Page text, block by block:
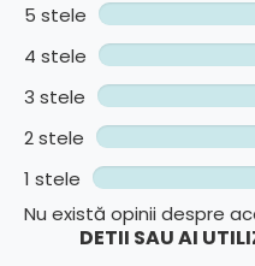
5 stele
4 stele
3 stele
2 stele
1 stele
Nu există opinii despre
DETII SAU AI